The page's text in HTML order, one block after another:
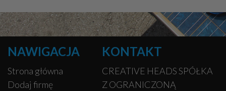
NAWIGACJA
Strona główna
Dodaj firmę
KONTAKT
CREATIVE HEADS SPÓŁKA
Z OGRANICZONĄ